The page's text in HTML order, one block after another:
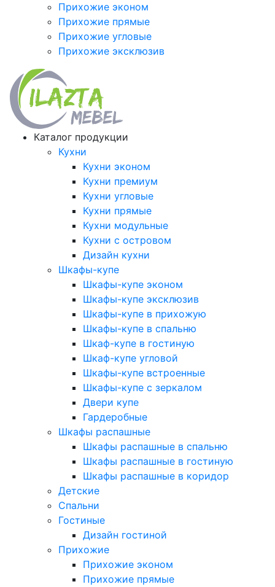
Прихожие эконом
Прихожие прямые
Прихожие угловые
Прихожие эксклюзив
Каталог продукции
Кухни
Кухни эконом
Кухни премиум
Кухни угловые
Кухни прямые
Кухни модульные
Кухни с островом
Дизайн кухни
Шкафы-купе
Шкафы-купе эконом
Шкафы-купе эксклюзив
Шкафы-купе в прихожую
Шкафы-купе в спальню
Шкаф-купе в гостиную
Шкаф-купе угловой
Шкафы-купе встроенные
Шкафы-купе с зеркалом
Двери купе
Гардеробные
Шкафы распашные
Шкафы распашные в спальню
Шкафы распашные в гостиную
Шкафы распашные в коридор
Детские
Спальни
Гостиные
Дизайн гостиной
Прихожие
Прихожие эконом
Прихожие прямые